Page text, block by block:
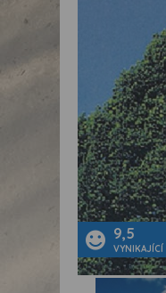
9,5
VYNIKAJÍCÍ